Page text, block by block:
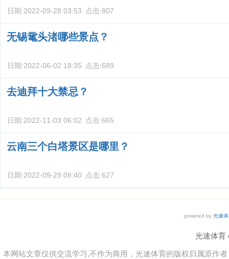
日期:2022-09-28 03:53 点击:807
无锡鼋头渚哪些景点？
日期:2022-06-02 18:35 点击:689
去迪拜十大禁忌？
日期:2022-11-03 06:02 点击:665
云南三个白塔景区是哪里？
日期:2022-09-29 08:40 点击:627
powered by 光速
光速体育
本网站文章仅供交流学习,不作为商用，光速体育的版权归属原作